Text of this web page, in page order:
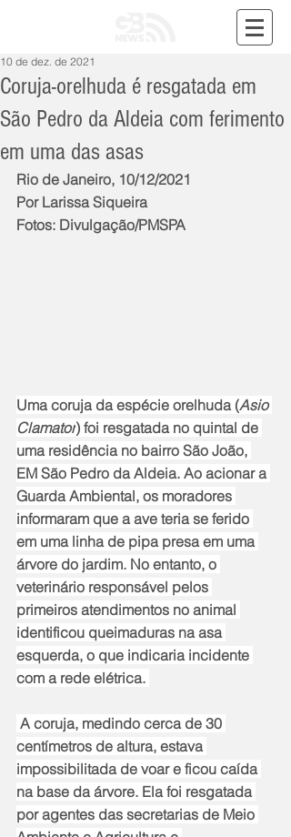
Coruja-orelhuda é resgatada em
São Pedro da Aldeia com ferimento
em uma das asas
10 de dez. de 2021
Rio de Janeiro, 10/12/2021
Por Larissa Siqueira
Fotos: Divulgação/PMSPA
Uma coruja da espécie orelhuda (Asio
Clamator) foi resgatada no quintal de
uma residência no bairro São João,
EM São Pedro da Aldeia. Ao acionar a
Guarda Ambiental, os moradores
informaram que a ave teria se ferido
em uma linha de pipa presa em uma
árvore do jardim. No entanto, o
veterinário responsável pelos
primeiros atendimentos no animal
identificou queimaduras na asa
esquerda, o que indicaria incidente
com a rede elétrica.
centímetros de altura, estava
impossibilitada de voar e ficou caída
na base da árvore. Ela foi resgatada
por agentes das secretarias de Meio